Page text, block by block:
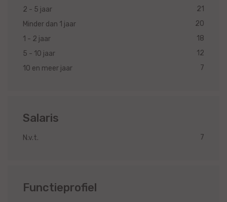
2 - 5 jaar
21
Minder dan 1 jaar
20
1 - 2 jaar
18
5 - 10 jaar
12
10 en meer jaar
7
Salaris
N.v.t. 7
Functieprofiel